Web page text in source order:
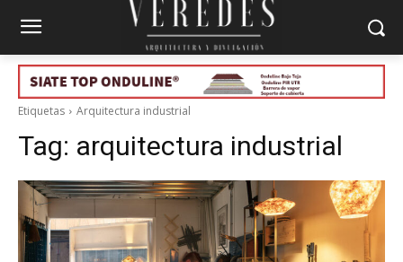
Etiquetas Arquitectura industrial
Tag: arquitectura industrial